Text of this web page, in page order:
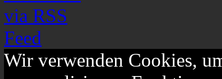
Wir verwenden Cookies,